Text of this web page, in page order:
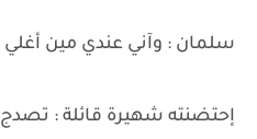
سلمان : وآني عندي مين
إحتضنته شهيرة قائلة :